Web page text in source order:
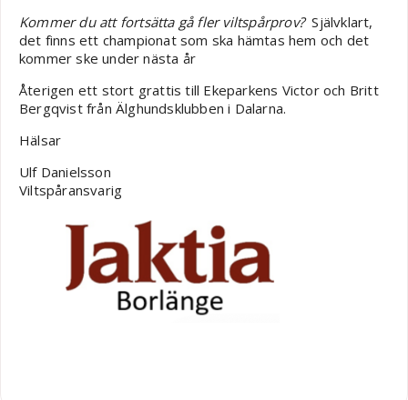
Kommer du att fortsätta gå fler viltspårprov?Självklart,
det finns ett championat som ska hämtas hem och det
kommer ske under nästa år
Återigen ett stort grattis till Ekeparkens Victor och Britt
Bergqvist från Älghundsklubben i Dalarna.
Hälsar
Ulf Danielsson
Viltspåransvarig